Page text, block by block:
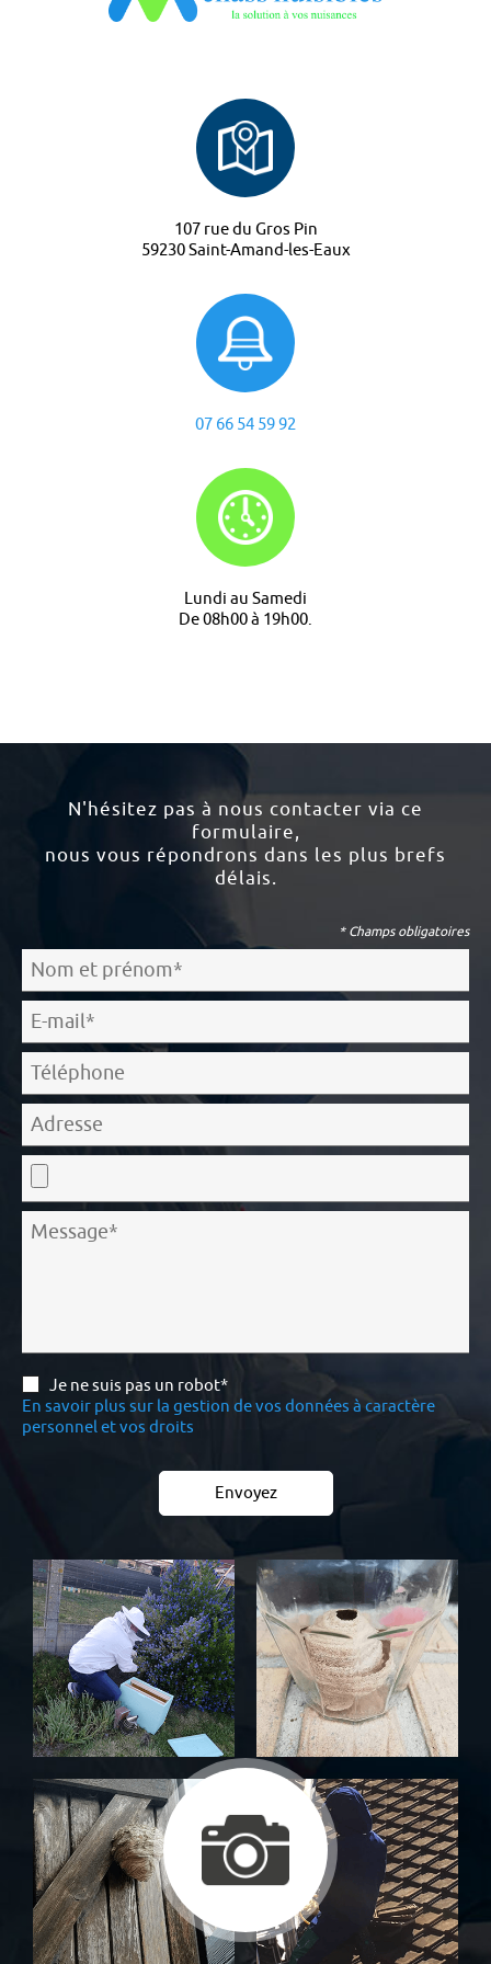
107 rue du Gros Pin
59230 Saint-Amand-les-Eaux
07 66 54 59 92
Lundi au Samedi
De 08h00 à 19h00.
N'hésitez pas à nous contacter via ce
formulaire,
nous vous répondrons dans les plus brefs
délais.
* Champs obligatoires
Je ne suis pas un robot*
En savoir plus sur la gestion de vos données à caractère
personnel et vos droits
Envoyez